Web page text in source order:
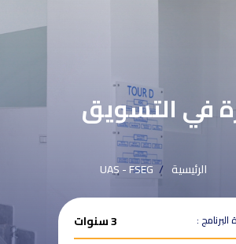
في التسويق
الرئيسية UAS - FSEG
البرنامج : 3 سنوات